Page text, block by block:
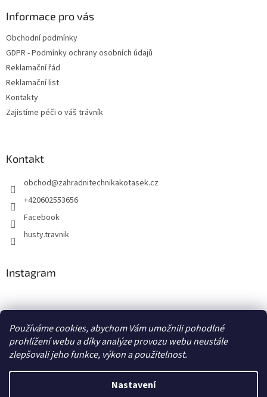
Používáme cookies, abychom Vám umožnili pohodlné
prohlížení webu a díky analýze provozu webu neustále
zlepšovali jeho funkce, výkon a použitelnost.
Nastavení
Informace pro vás
Obchodní podmínky
GDPR - Podmínky ochrany osobních údajů
Reklamační řád
Reklamační list
Kontakty
Zajistíme péči o váš trávník
Kontakt
obchod@zahradnitechnikakotasek.cz
+420602553656
Facebook
husty.travnik
Instagram